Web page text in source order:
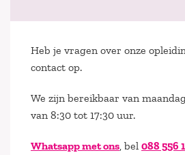
Heb je vragen over onze
contact op.
We zijn bereikbaar van
van 8:30 tot 17:30 uur.
Whatsapp met ons, bel 088 556